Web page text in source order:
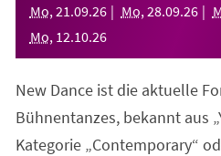
Mo, 21 .09.26 Mo, 28.09.26
Mo, 12.10.26
New Dance ist die aktuelle
Bühnentanzes, bekannt aus
Kategorie „Contemporary“